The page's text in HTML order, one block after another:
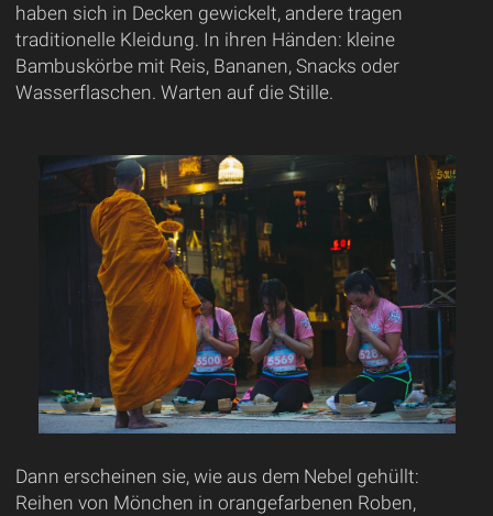
haben sich in Decken gewickelt, andere tragen
traditionelle Kleidung. In ihren Händen: kleine
Bambuskörbe mit Reis, Bananen, Snacks oder
Wasserflaschen. Warten auf die Stille.
Dann erscheinen sie, wie aus dem Nebel gehüllt:
Reihen von Mönchen in orangefarbenen Roben,